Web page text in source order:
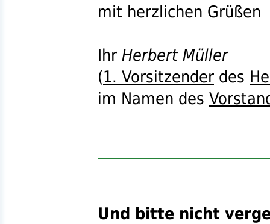
mit herzlichen Grüßen
Ihr Herbert Müller
(1. Vorsitzender des
im Namen des
Und bitte nicht